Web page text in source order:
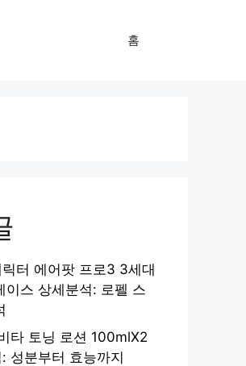
홈
터 에어팟 프로3 3세대
이스 상세분석: 로펠 스
타 토닝 로션 100mlX2
성분부터 효능까지